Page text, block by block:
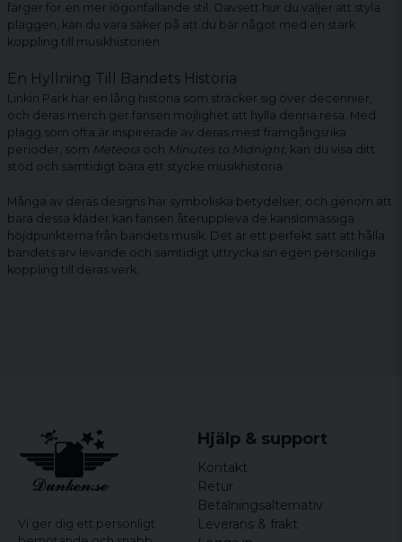
färger för en mer iögonfallande stil. Oavsett hur du väljer att styla
plaggen, kan du vara säker på att du bär något med en stark
koppling till musikhistorien.
En Hyllning Till Bandets Historia
Linkin Park har en lång historia som sträcker sig över decennier,
och deras merch ger fansen möjlighet att hylla denna resa. Med
plagg som ofta är inspirerade av deras mest framgångsrika
perioder, som Meteora och Minutes to Midnight , kan du visa ditt
stöd och samtidigt bära ett stycke musikhistoria.
Många av deras designs har symboliska betydelser, och genom att
bära dessa kläder kan fansen återuppleva de känslomässiga
höjdpunkterna från bandets musik. Det är ett perfekt sätt att hålla
bandets arv levande och samtidigt uttrycka sin egen personliga
koppling till deras verk.
Vi ger dig ett personligt
Hjälp & support
Kontakt
Retur
Betalningsalternativ
Leverans & frakt